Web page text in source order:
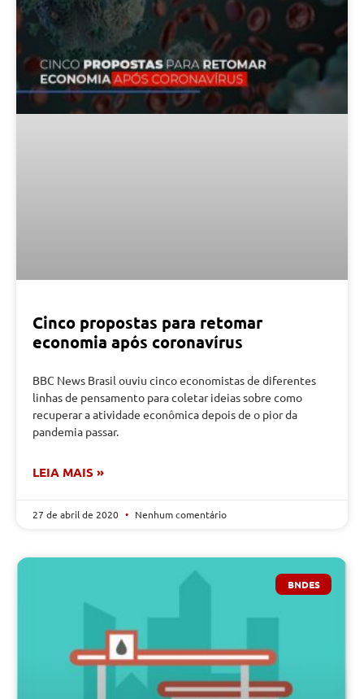
Cinco propostas para retomar
economia após coronavírus
BBC News Brasil ouviu cinco economistas de diferentes
linhas de pensamento para coletar ideias sobre como
recuperar a atividade econômica depois de o pior da
pandemia passar.
LEIA MAIS »
27 de abril de 2020 Nenhum comentário
BNDES